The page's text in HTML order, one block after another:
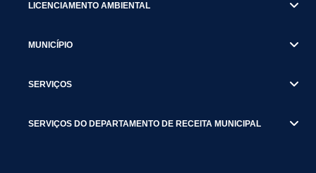
LICENCIAMENTO AMBIENTAL
MUNICÍPIO
SERVIÇOS
SERVIÇOS DO DEPARTAMENTO DE RECEITA MUNICIPAL